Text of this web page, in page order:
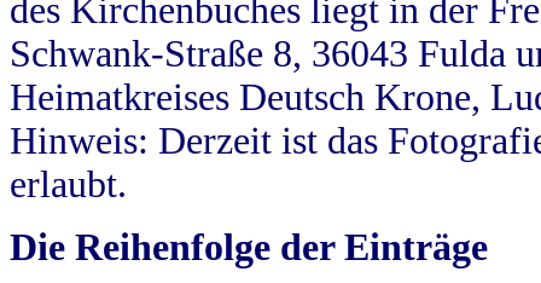
des Kirchenbuches liegt in der
Schwank-Straße 8, 36043 Fulda
Heimatkreises Deutsch Krone,
Hinweis: Derzeit ist das
erlaubt.
Die Reihenfolge der Einträge